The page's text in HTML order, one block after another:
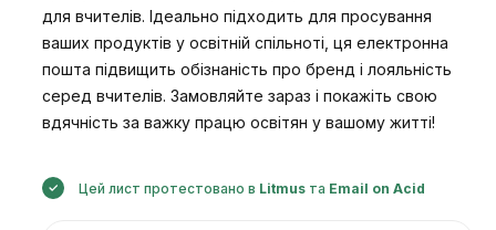
для вчителів. Ідеально підходить для просування
ваших продуктів у освітній спільноті, ця електронна
пошта підвищить обізнаність про бренд і лояльність
серед вчителів. Замовляйте зараз і покажіть свою
вдячність за важку працю освітян у вашому житті!
Цей лист протестовано в Litmus та Email on Acid